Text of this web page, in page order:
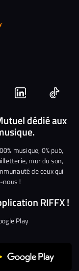
Nous
rejoindre
sur
Linkedin
Nous
dédié aux
musique, 0% pub,
mur du son,
de ceux qui
nous !
RIFFX !
Play